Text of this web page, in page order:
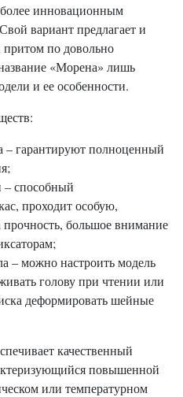
инновационным
вариант предлагает и
притом по довольно
«Морена» лишь
и ее особенности.
– гарантируют полноценный
– способный
проходит особую,
большое внимание
– можно настроить модель
голову при чтении или
деформировать шейные
качественный
повышенной
или температурном